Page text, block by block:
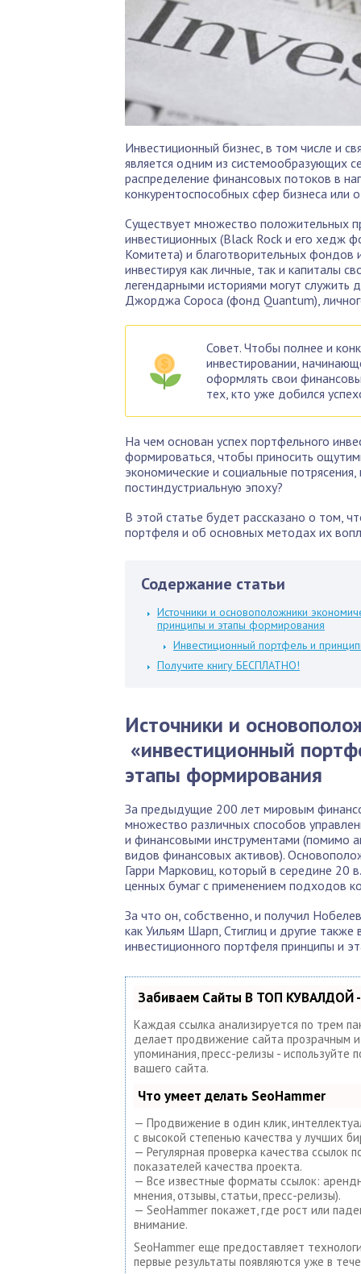
Инвестиционный бизнес, в том числе и
является одним из системообразующих
распределение финансовых потоков в
конкурентоспособных сфер бизнеса или
Существует множество положительных
инвестиционных (Black Rock и его хедж
Комитета) и благотворительных фондов
инвестируя как личные, так и капиталы
легендарными историями могут служить
Джорджа Сороса (фонд Quantum),
Совет. Чтобы полнее и
инвестировании,
оформлять свои
тех, кто уже добился
На чем основан успех портфельного
формироваться, чтобы приносить
экономические и социальные
постиндустриальную эпоху?
В этой статье будет рассказано о том,
портфеля и об основных методах их
Содержание статьи
Источники и основоположники
принципы и этапы формирования
Инвестиционный портфель и
Получите книгу БЕСПЛАТНО!
Источники и
«инвестиционный
этапы формирования
За предыдущие 200 лет мировым
множество различных способов
и финансовыми инструментами (помимо
видов финансовых активов).
Гарри Марковиц, который в середине 20
ценных бумаг с применением подходов
За что он, собственно, и получил
как Уильям Шарп, Стиглиц и другие
инвестиционного портфеля принципы и
Забиваем Сайты В ТОП КУВАЛДОЙ -
Каждая ссылка анализируется по трем
делает продвижение сайта прозрачным
упоминания, пресс-релизы -
вашего сайта.
Что умеет делать SeoHammer
— Продвижение в один клик,
с высокой степенью качества у лучших
— Регулярная проверка качества
показателей качества проекта.
— Все известные форматы ссылок:
мнения, отзывы, статьи, пресс-релизы).
— SeoHammer покажет, где рост или
внимание.
SeoHammer еще предоставляет
первые результаты появляются уже в